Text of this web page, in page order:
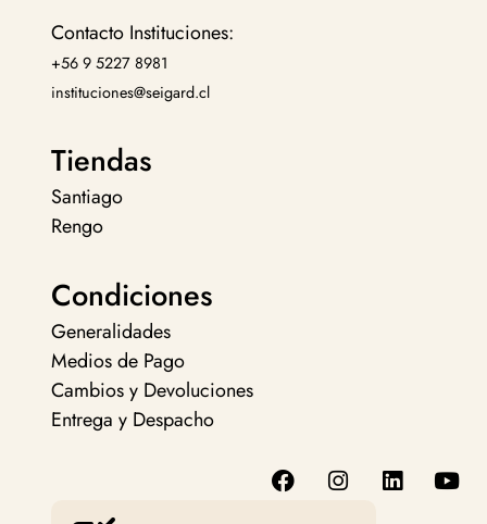
Contacto Instituciones:
+56 9 5227 8981
instituciones@seigard.cl
Tiendas
Santiago
Rengo
Condiciones
Generalidades
Medios de Pago
Cambios y Devoluciones
Entrega y Despacho